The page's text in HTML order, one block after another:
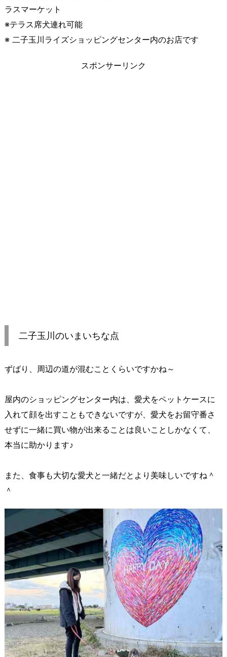
ラスマーケット
※テラス席犬連れ可能
※ 二子玉川ライズショッピングセンター内のお店です
スポンサーリンク
二子玉川のいまいちな点
ずばり、周辺の道が混むことくらいですかね～
屋内のショッピングセンター内は、愛犬をペットケースに
入れて顔を出すこともできないですが、愛犬をお留守番さ
せずに一緒に買い物が出来ることは良いことしかなくて、
本当に助かります♪
また、食事も大切な愛犬と一緒だとより美味しいですね＾
＾